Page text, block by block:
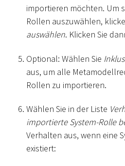
importieren möchten. Um
Rollen auszuwählen,
auswählen. Klicken Sie
Optional: Wählen Sie
aus, um alle
Rollen zu importieren.
Wählen Sie in der Liste
importierte System-Rolle
Verhalten aus, wenn eine
existiert: